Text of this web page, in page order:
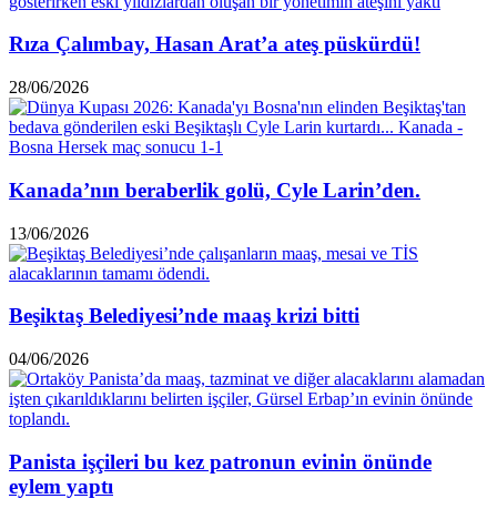
Rıza Çalımbay, Hasan Arat’a ateş püskürdü!
28/06/2026
Kanada’nın beraberlik golü, Cyle Larin’den.
13/06/2026
Beşiktaş Belediyesi’nde maaş krizi bitti
04/06/2026
Panista işçileri bu kez patronun evinin önünde
eylem yaptı